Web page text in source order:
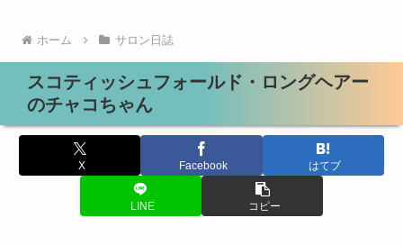
ホーム サロン日誌
スコティッシュフォールド・ロングヘアー
のチャコちゃん
X Facebook はてブ
LINE コピー